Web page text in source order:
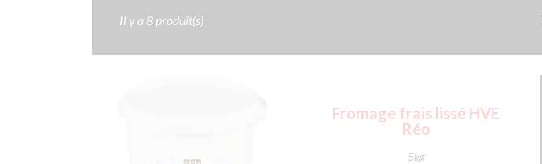
Il y a 8 produit(s)
Fromage frais lissé HVE
Réo
5kg